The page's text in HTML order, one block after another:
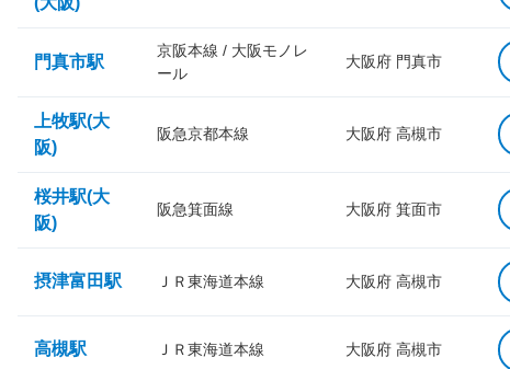
門真市駅
京阪本線 / 大阪モノレ
ール
大阪府 門真市
上牧駅(大
阪)
阪急京都本線 大阪府 高槻市
桜井駅(大
阪)
阪急箕面線 大阪府 箕面市
摂津富田駅 ＪＲ東海道本線 大阪府 高槻市
高槻駅 ＪＲ東海道本線 大阪府 高槻市